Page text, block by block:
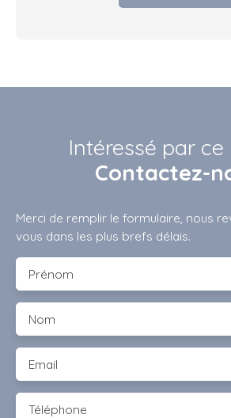
Intéressé par ce
Contactez-
Merci de remplir le formulaire, nous
vous dans les plus brefs délais.
Prénom
Nom
Email
Téléphone